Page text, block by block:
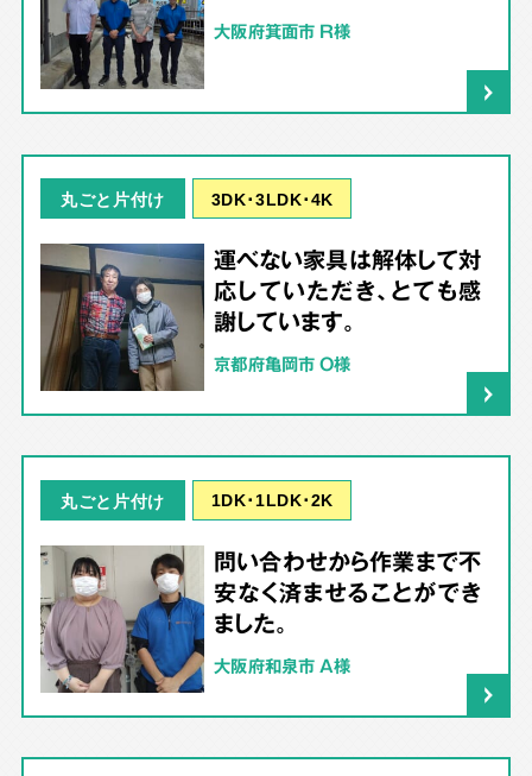
大阪府箕面市 R様
丸ごと片付け 3DK･3LDK･4K
運べない家具は解体して対
応していただき、とても感
謝しています。
京都府亀岡市 O様
丸ごと片付け 1DK･1LDK･2K
問い合わせから作業まで不
安なく済ませることができ
ました。
大阪府和泉市 A様